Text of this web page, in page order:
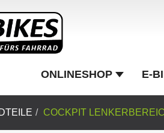
ONLINESHOP E-
COCKPIT